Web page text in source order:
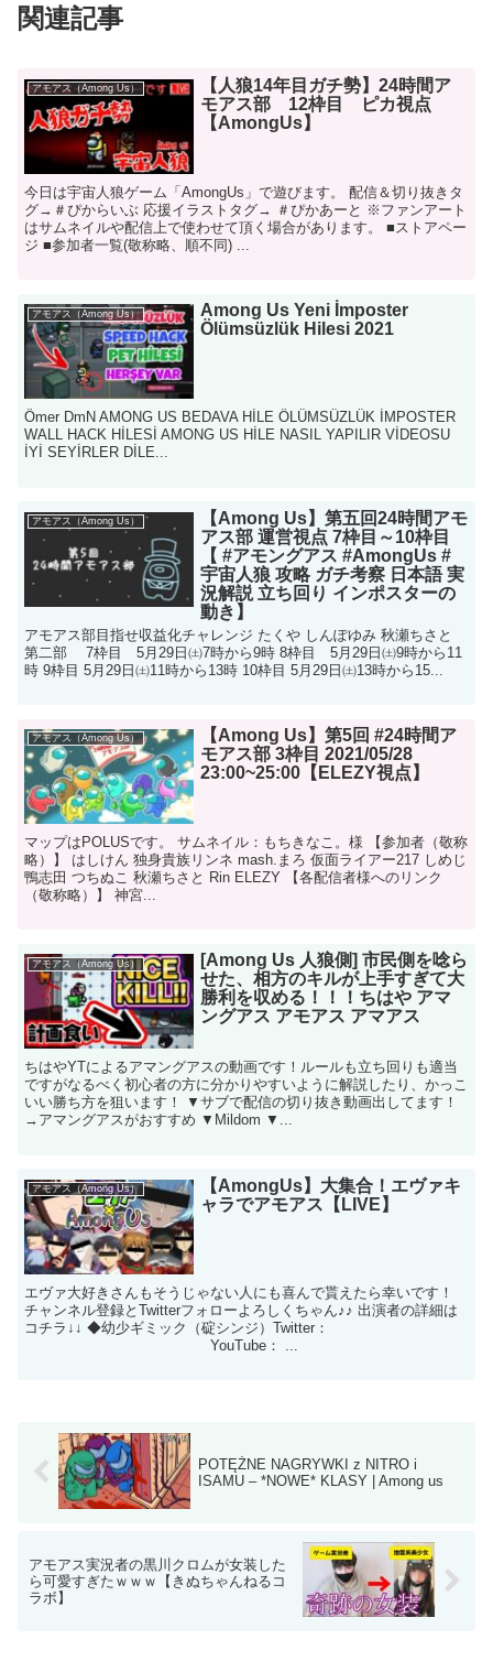
関連記事
アモアス（Among Us）
【人狼14年目ガチ勢】24時間ア
モアス部 12枠目 ピカ視点
【AmongUs】
今日は宇宙人狼ゲーム「AmongUs」で遊びます。 配信＆切り抜きタ
グ→＃ぴからいぶ 応援イラストタグ→ ＃ぴかあーと ※ファンアート
はサムネイルや配信上で使わせて頂く場合があります。 ■ストアペー
ジ ■参加者一覧(敬称略、順不同) ...
アモアス（Among Us）
Among Us Yeni İmposter
Ölümsüzlük Hilesi 2021
Ömer DmN AMONG US BEDAVA HİLE ÖLÜMSÜZLÜK İMPOSTER
WALL HACK HİLESİ AMONG US HİLE NASIL YAPILIR VİDEOSU
İYİ SEYİRLER DİLE...
アモアス（Among Us）
【Among Us】第五回24時間アモ
アス部 運営視点 7枠目～10枠目
【 #アモングアス #AmongUs #
宇宙人狼 攻略 ガチ考察 日本語 実
況解説 立ち回り インポスターの
動き】
アモアス部目指せ収益化チャレンジ たくや しんぽゆみ 秋瀬ちさと
第二部 7枠目 5月29日㈯7時から9時 8枠目 5月29日㈯9時から11
時 9枠目 5月29日㈯11時から13時 10枠目 5月29日㈯13時から15...
アモアス（Among Us）
【Among Us】第5回 #24時間ア
モアス部 3枠目 2021/05/28
23:00~25:00【ELEZY視点】
マップはPOLUSです。 サムネイル：もちきなこ。様 【参加者（敬称
略）】 はしけん 独身貴族リンネ mash.まろ 仮面ライアー217 しめじ
鴨志田 つちぬこ 秋瀬ちさと Rin ELEZY 【各配信者様へのリンク
（敬称略）】 神宮...
アモアス（Among Us）
[Among Us 人狼側] 市民側を唸ら
せた、相方のキルが上手すぎて大
勝利を収める！！！ちはや アマ
ングアス アモアス アマアス
ちはやYTによるアマングアスの動画です！ルールも立ち回りも適当
ですがなるべく初心者の方に分かりやすいように解説したり、かっこ
いい勝ち方を狙います！ ▼サブで配信の切り抜き動画出してます！
→アマングアスがおすすめ ▼Mildom ▼...
アモアス（Among Us）
【AmongUs】大集合！エヴァキ
ャラでアモアス【LIVE】
エヴァ大好きさんもそうじゃない人にも喜んで貰えたら幸いです！
チャンネル登録とTwitterフォローよろしくちゃん♪♪ 出演者の詳細は
コチラ↓↓ ◆幼少ギミック（碇シンジ）Twitter：
YouTube： ...
POTĘŻNE NAGRYWKI z NITRO i
ISAMU – *NOWE* KLASY | Among us
アモアス実況者の黒川クロムが女装した
ら可愛すぎたｗｗｗ【きぬちゃんねるコ
ラボ】